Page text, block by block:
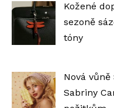
Kožené
sezoně
tóny
Nová
Sabriny